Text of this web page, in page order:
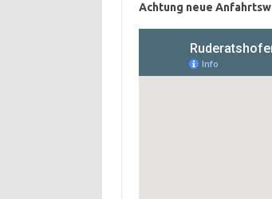
Achtung neue